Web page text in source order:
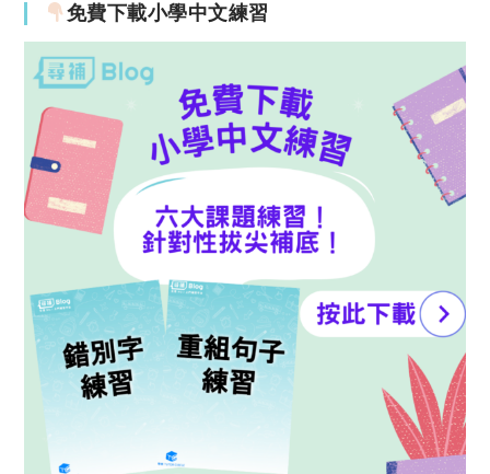
免費下載小學中文練習